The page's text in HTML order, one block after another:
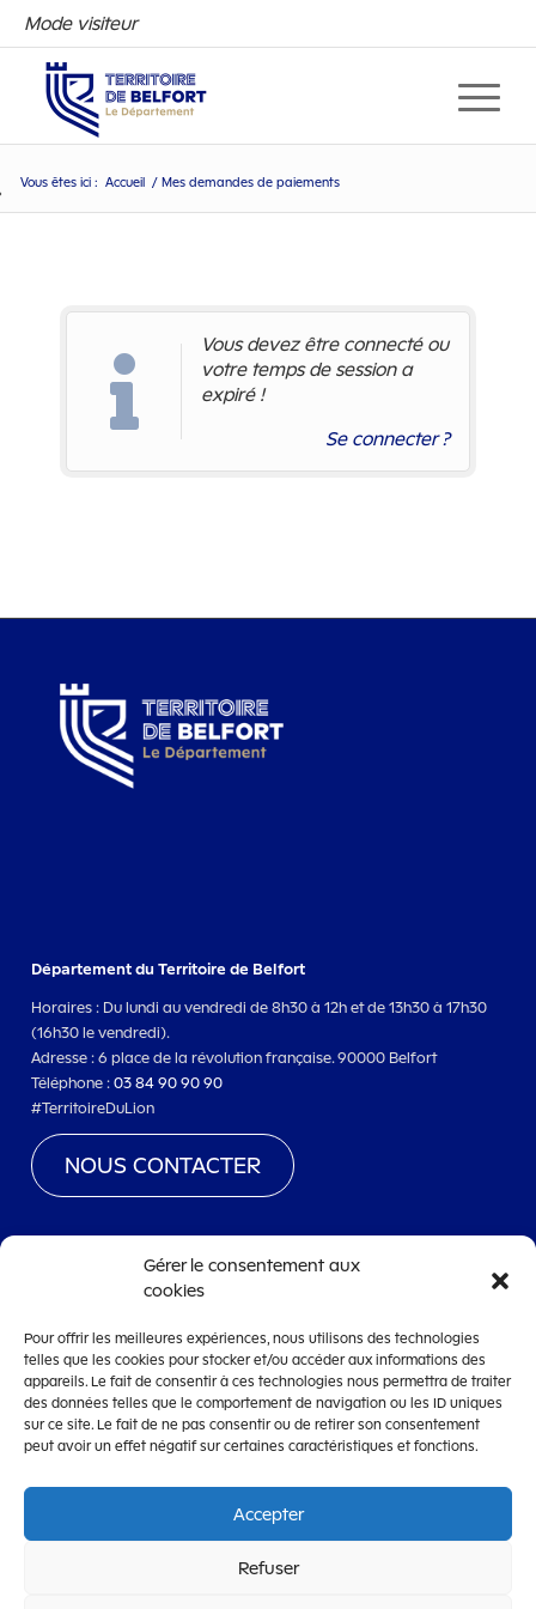
Mode visiteur
Vous êtes ici : Accueil / Mes demandes de paiements
Vous devez être connecté ou
votre temps de session a
expiré !
Se connecter ?
Département du Territoire de Belfort
Horaires : Du lundi au vendredi de 8h30 à 12h et de 13h30 à 17h30
(16h30 le vendredi).
Adresse : 6 place de la révolution française. 90000 Belfort
Téléphone :03 84 90 90 90
#TerritoireDuLion
NOUS CONTACTER
www.territoiredebelfort.fr
Mentions légales
Conditions générales d’utilisation
Accessibilité
Gérer le consentement aux
cookies
Pour offrir les meilleures expériences, nous utilisons des technologies
telles que les cookies pour stocker et/ou accéder aux informations des
appareils. Le fait de consentir à ces technologies nous permettra de traiter
des données telles que le comportement de navigation ou les ID uniques
sur ce site. Le fait de ne pas consentir ou de retirer son consentement
peut avoir un effet négatif sur certaines caractéristiques et fonctions.
Accepter
Refuser